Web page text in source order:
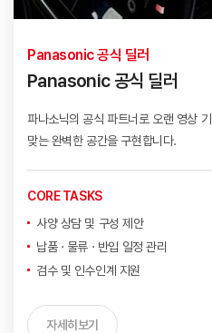
Panasonic 공식 딜러
Panasonic 공식 딜러
파나소닉의 공식 파트너로 오랜 영상
맞는 완벽한 공간을 구현합니다.
CORE TASKS
사양 상담 및 구성 제안
납품 · 물류 · 반입 일정 관리
검수 및 인수인계 지원
자세히보기